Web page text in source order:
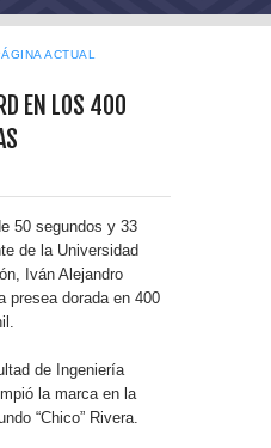
ACTUAL
EN LOS 400
50 segundos y 33
de la Universidad
Iván Alejandro
presea dorada en 400
de Ingeniería
la marca en la
“Chico” Rivera.